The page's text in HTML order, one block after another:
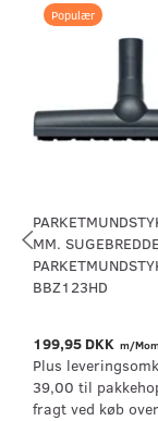
Populær
MM.
BBZ123HD
199,95 DKK m/
Plus
39,00 til
fragt ved køb